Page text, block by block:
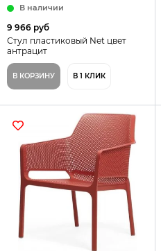
В наличии
9 966 руб
Стул пластиковый Net цвет
антрацит
В КОРЗИНУ В 1 КЛИК